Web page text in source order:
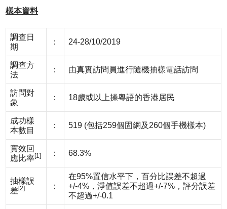
樣本資料
調查日
期
： 24-28/10/2019
調查方
法
： 由真實訪問員進行隨機抽樣電話訪問
訪問對
象
： 18歲或以上操粵語的香港居民
成功樣
本數目
： 519 (包括259個固網及260個手機樣本)
實效回
應比率[1] ： 68.3%
抽樣誤
差[2] ：
在95%置信水平下，百分比誤差不超過
+/-4%，淨值誤差不超過+/-7%，評分誤差
不超過+/-0.1